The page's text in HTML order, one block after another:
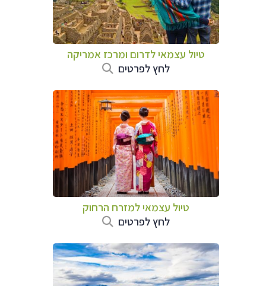
טיול עצמאי לדרום ומרכז אמריקה
לחץ לפרטים
טיול עצמאי למזרח הרחוק
לחץ לפרטים